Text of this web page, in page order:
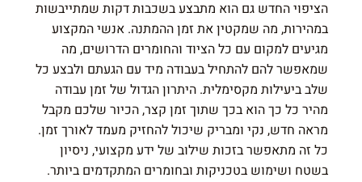
הציפוי החדש גם הוא מתבצע בשכבות דקות שמתייבשות
במהירות, מה שמקטין את זמן ההמתנה. אנשי המקצוע
מגיעים למקום עם כל הציוד והחומרים הדרושים, מה
שמאפשר להם להתחיל בעבודה מיד עם הגעתם ולבצע כל
שלב ביעילות מקסימלית. היתרון הגדול של זמן עבודה
מהיר כל כך הוא בכך שתוך זמן קצר, הכיור שלכם מקבל
מראה חדש, נקי ומבריק שיכול להחזיק מעמד לאורך זמן.
כל זה מתאפשר בזכות שילוב של ידע מקצועי, ניסיון
בשטח ושימוש בטכניקות ובחומרים המתקדמים ביותר.